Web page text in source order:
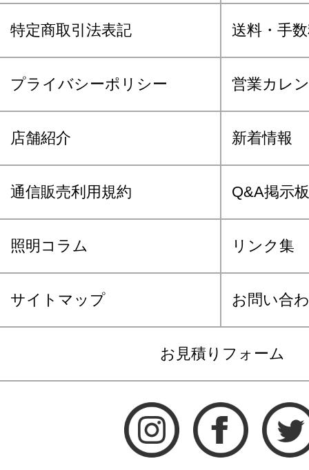
特定商取引法表記 送料・手
プライバシーポリシー 営業カレ
店舗紹介 新着情報
通信販売利用規約 Q&A掲示板
照明コラム リンク集
サイトマップ お問い合
お見積りフォーム